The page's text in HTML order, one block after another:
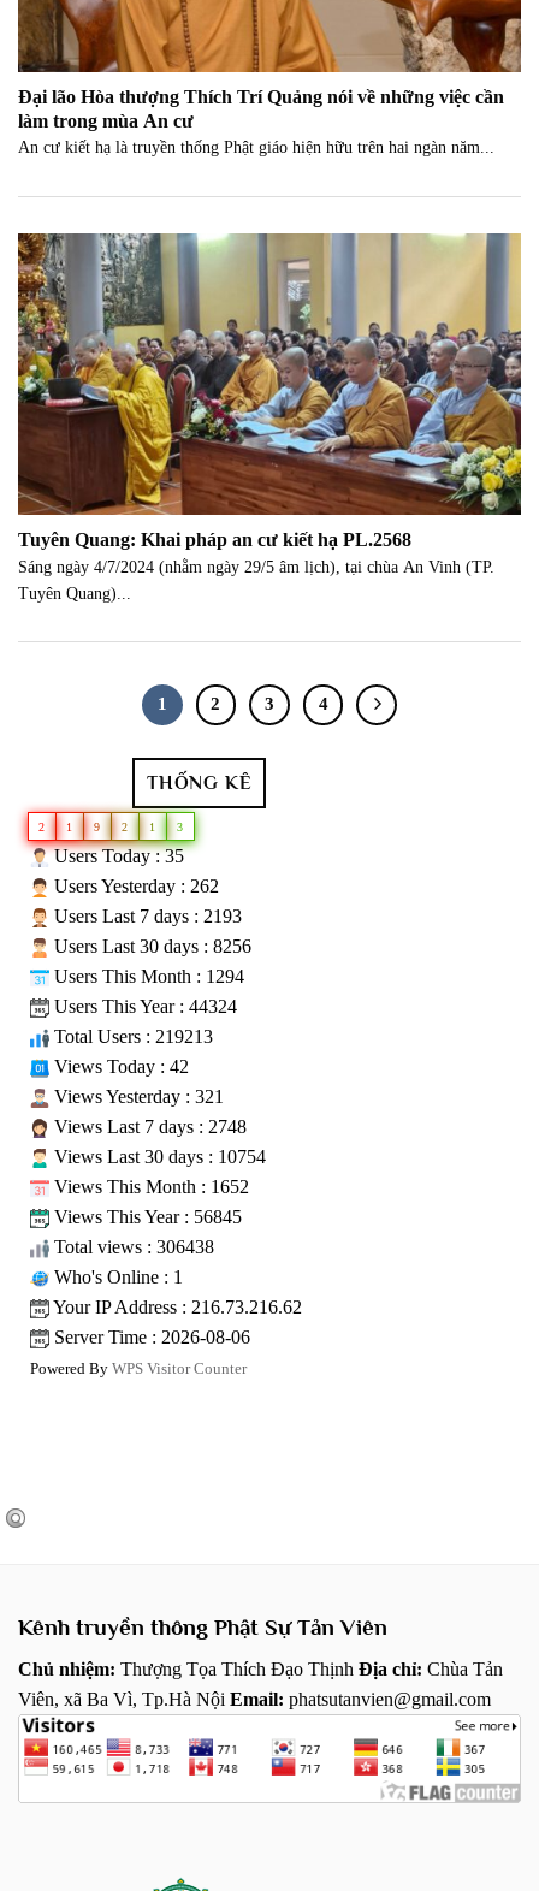
Đại lão Hòa thượng Thích Trí Quảng nói về những việc cần
làm trong mùa An cư
An cư kiết hạ là truyền thống Phật giáo hiện hữu trên hai ngàn năm...
Tuyên Quang: Khai pháp an cư kiết hạ PL.2568
Sáng ngày 4/7/2024 (nhằm ngày 29/5 âm lịch), tại chùa An Vinh (TP.
Tuyên Quang)...
1 2 3 4
THỐNG KÊ
2 1 9 2 1 3
Users Today : 35
Users Yesterday : 262
Users Last 7 days : 2193
Users Last 30 days : 8256
Users This Month : 1294
Users This Year : 44324
Total Users : 219213
Views Today : 42
Views Yesterday : 321
Views Last 7 days : 2748
Views Last 30 days : 10754
Views This Month : 1652
Views This Year : 56845
Total views : 306438
Who's Online : 1
Your IP Address : 216.73.216.62
Server Time : 2026-08-06
Powered By WPS Visitor Counter
Kênh truyền thông Phật Sự Tản Viên
Chủ nhiệm: Thượng Tọa Thích Đạo Thịnh Địa chỉ: Chùa Tản
Viên, xã Ba Vì, Tp.Hà Nội Email: phatsutanvien@gmail.com